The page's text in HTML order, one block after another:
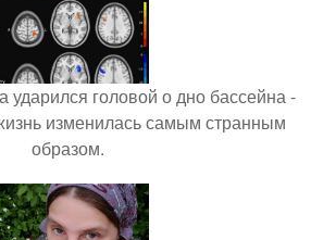
ударился головой о дно бассейна -
изменилась самым странным
образом.